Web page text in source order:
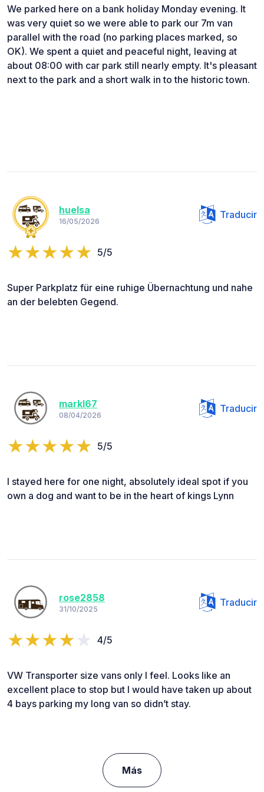
We parked here on a bank holiday Monday evening. It
was very quiet so we were able to park our 7m van
parallel with the road (no parking places marked, so
OK). We spent a quiet and peaceful night, leaving at
about 08:00 with car park still nearly empty. It's pleasant
next to the park and a short walk in to the historic town.
huelsa
16/05/2026
Traducir
5/5
Super Parkplatz für eine ruhige Übernachtung und nahe
an der belebten Gegend.
markl67
08/04/2026
Traducir
5/5
I stayed here for one night, absolutely ideal spot if you
own a dog and want to be in the heart of kings Lynn
rose2858
31/10/2025
Traducir
4/5
VW Transporter size vans only I feel. Looks like an
excellent place to stop but I would have taken up about
4 bays parking my long van so didn’t stay.
Más